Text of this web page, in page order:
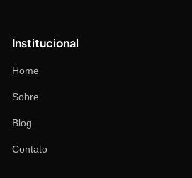
Institucional
Home
Sobre
Blog
Contato